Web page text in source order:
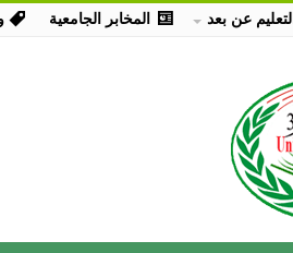
التعليم عن بعد المخابر الجامعية